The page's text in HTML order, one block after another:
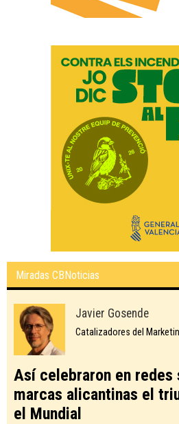
Miradas CBNoticias
Javier Gosende
Catalizadores del
Así celebraron en redes
marcas alicantinas el
el Mundial